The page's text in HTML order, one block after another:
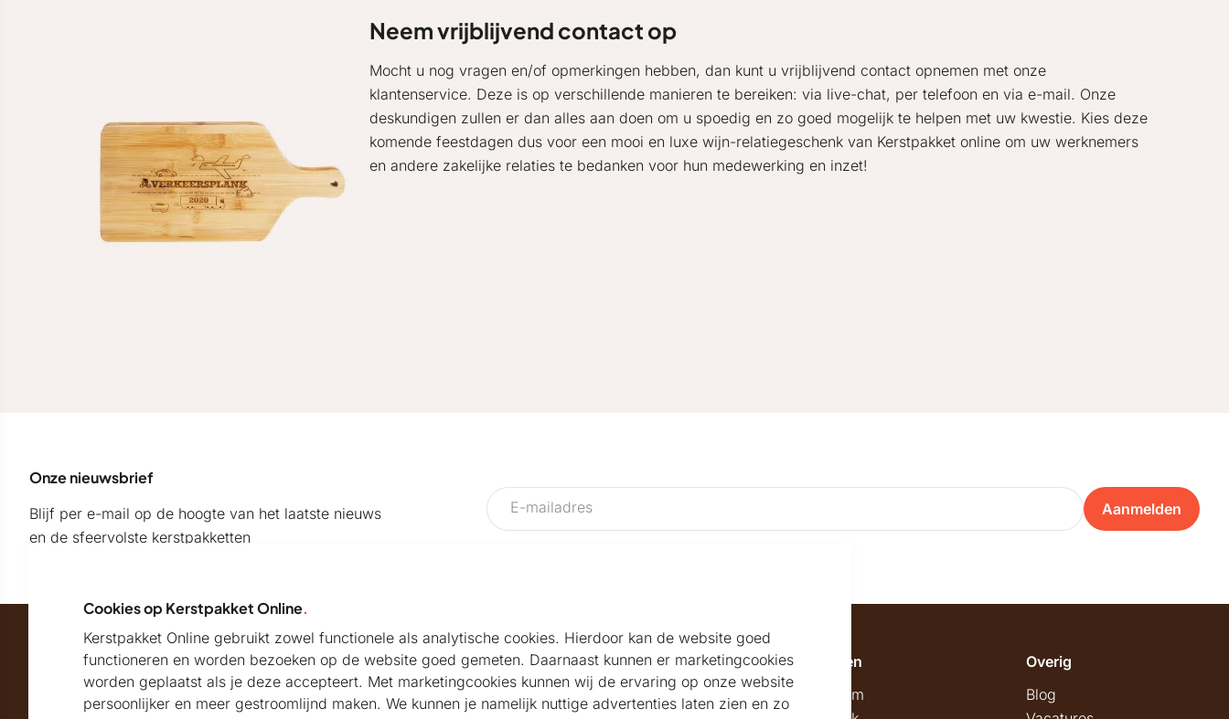
Neem vrijblijvend contact op
Mocht u nog vragen en/of opmerkingen hebben, dan kunt u vrijblijvend contact opnemen met onze
klantenservice. Deze is op verschillende manieren te bereiken: via live-chat, per telefoon en via e-mail. Onze
deskundigen zullen er dan alles aan doen om u spoedig en zo goed mogelijk te helpen met uw kwestie. Kies deze
komende feestdagen dus voor een mooi en luxe wijn-relatiegeschenk van Kerstpakket online om uw werknemers
en andere zakelijke relaties te bedanken voor hun medewerking en inzet!
Onze nieuwsbrief
Blijf per e-mail op de hoogte van het laatste nieuws
en de sfeervolste kerstpakketten
Aanmelden
Maatschappelijk partner van
Helpdesk
Veelgestelde vragen
Algemeen
Showroom
Overig
Blog
Cookies op Kerstpakket Online.
Kerstpakket Online gebruikt zowel functionele als analytische cookies. Hierdoor kan de website goed
functioneren en worden bezoeken op de website goed gemeten. Daarnaast kunnen er marketingcookies
worden geplaatst als je deze accepteert. Met marketingcookies kunnen wij de ervaring op onze website
persoonlijker en meer gestroomlijnd maken. We kunnen je namelijk nuttige advertenties laten zien en zo